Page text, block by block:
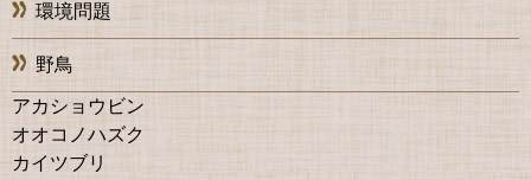
環境問題
野鳥
アカショウビン
オオコノハズク
カイツブリ